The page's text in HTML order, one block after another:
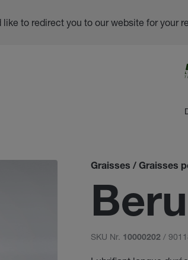
like to redirect you to our website for your
Graisses / Graisses
SKU Nr. 10000202 /